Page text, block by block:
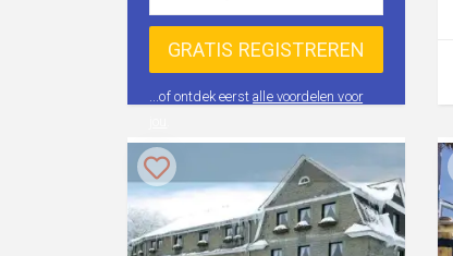
...of ontdek eerstalle voordelen voor